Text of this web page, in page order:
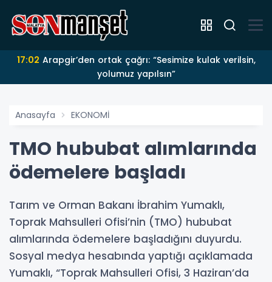
17:02
yolumuz yapılsın”
Anasayfa EKONOMİ
TMO hububat alımlarında
ödemelere başladı
Tarım ve Orman Bakanı İbrahim Yumaklı,
Toprak Mahsulleri Ofisi’nin (TMO) hububat
alımlarında ödemelere başladığını duyurdu.
Sosyal medya hesabında yaptığı açıklamada
Yumaklı, “Toprak Mahsulleri Ofisi, 3 Haziran’da